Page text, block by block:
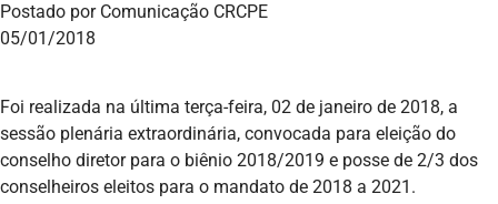
Postado por Comunicação CRCPE
05/01/2018
Foi realizada na última terça-feira, 02 de janeiro de 2018, a
sessão plenária extraordinária, convocada para eleição do
conselho diretor para o biênio 2018/2019 e posse de 2/3 dos
conselheiros eleitos para o mandato de 2018 a 2021.